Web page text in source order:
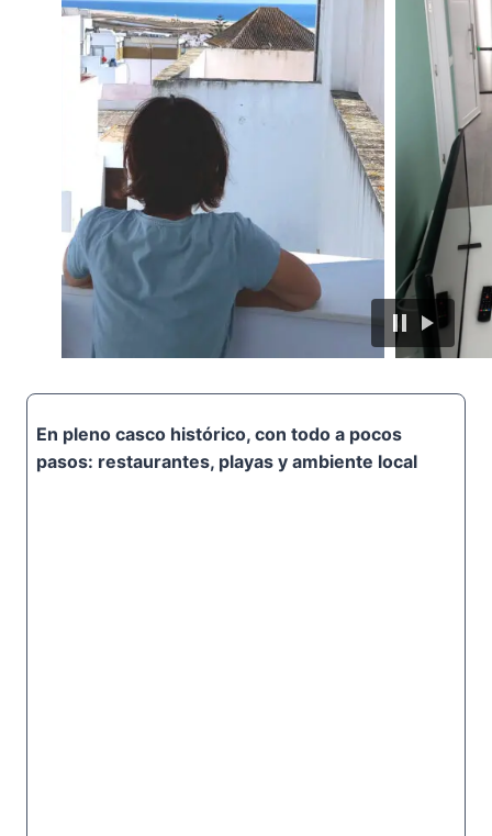
entorno tranquilo.
El apartamento cuenta con espacios amplios y
bien iluminados, pensados para ofrecer
comodidad tanto en estancias cortas como
Dispone de todas las comodidades necesarias,
como aire acondicionado, conexión wifi, cocina
equipada y todo lo necesario para sentirte como
en casa.
Es una opción ideal para parejas, pequeñas
familias o viajeros que valoran la tranquilidad, la
luz natural y un espacio donde desconectar
después de un día de playa.
ubicación, confort y un ambiente relajado,
Malakita es una excelente elección. También
damos la bienvenida a mascotas, para que
puedas disfrutar de tu estancia sin dejar a nadie
En pleno casco histórico, con todo a pocos
pasos: restaurantes, playas y ambiente local